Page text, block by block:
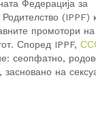
Федерација за
(IPPF)
промотори
Според IPPF,
сеопфатно,
засновано на